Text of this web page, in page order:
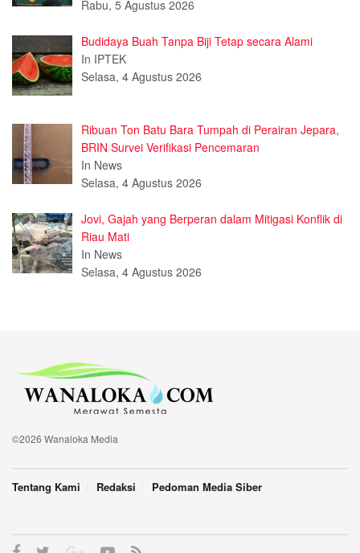
Rabu, 5 Agustus 2026
Budidaya Buah Tanpa Biji Tetap secara Alami
In IPTEK
Selasa, 4 Agustus 2026
Ribuan Ton Batu Bara Tumpah di Perairan Jepara,
BRIN Survei Verifikasi Pencemaran
In News
Selasa, 4 Agustus 2026
Jovi, Gajah yang Berperan dalam Mitigasi Konflik di
Riau Mati
In News
Selasa, 4 Agustus 2026
©2026 Wanaloka Media
Tentang Kami Redaksi Pedoman Media Siber